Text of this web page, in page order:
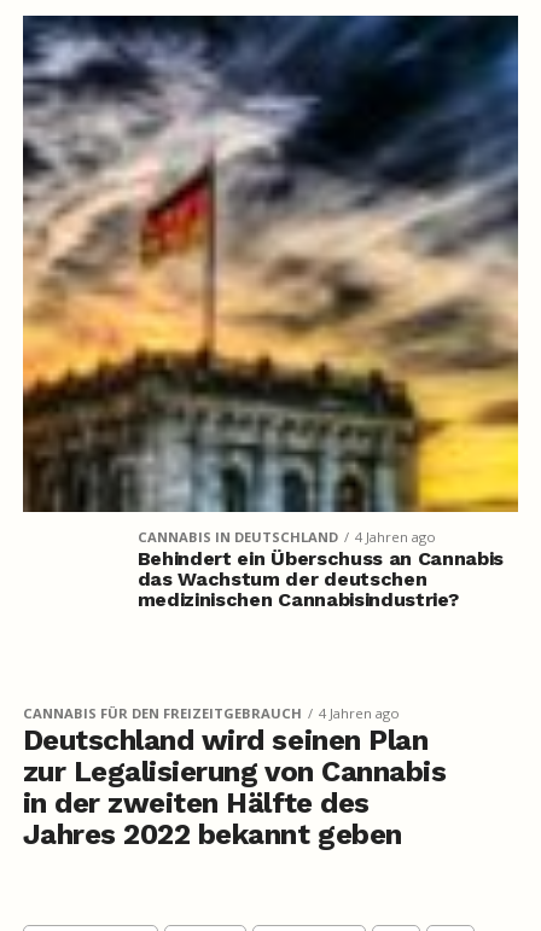
CANNABIS IN DEUTSCHLAND 4 Jahren ago
Behindert ein Überschuss an Cannabis
das Wachstum der deutschen
medizinischen Cannabisindustrie?
CANNABIS FÜR DEN FREIZEITGEBRAUCH 4 Jahren ago
Deutschland wird seinen Plan
zur Legalisierung von Cannabis
in der zweiten Hälfte des
Jahres 2022 bekannt geben